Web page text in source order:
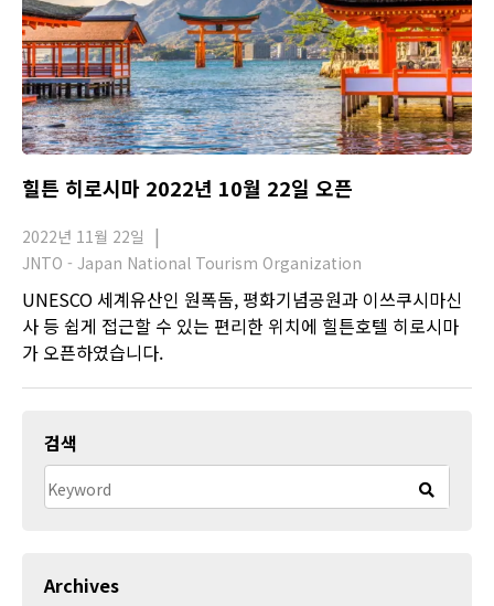
힐튼 히로시마 2022년 10월 22일 오픈
2022년 11월 22일
JNTO - Japan National Tourism Organization
UNESCO 세계유산인 원폭돔, 평화기념공원과 이쓰쿠시마신
사 등 쉽게 접근할 수 있는 편리한 위치에 힐튼호텔 히로시마
가 오픈하였습니다.
검색
Archives